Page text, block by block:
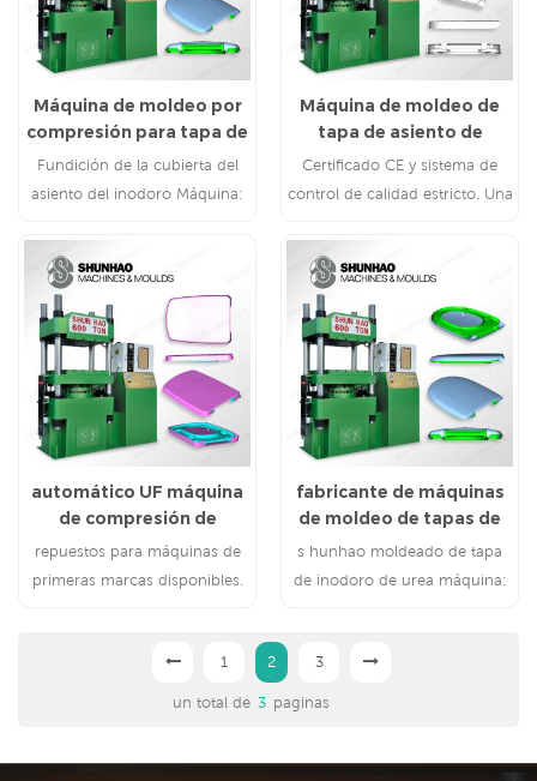
Máquina de moldeo por
compresión para tapa de
asiento de inodoro de
urea
Fundición de la cubierta del
asiento del inodoro Máquina:
inodoro de urea, asiento de
inodoro de urea, etc.
Máquina de moldeo de
tapa de asiento de
inodoro de urea
Certificado CE y sistema de
control de calidad estricto. Una
Fabricación de asientos de
inodoro
automático UF máquina
de compresión de
cubierta de asiento de
inodoro
repuestos para máquinas de
primeras marcas disponibles.
fabricante de máquinas
de moldeo de tapas de
inodoro
s hunhao moldeado de tapa
de inodoro de urea máquina:
1 2 3
un total de 3 paginas